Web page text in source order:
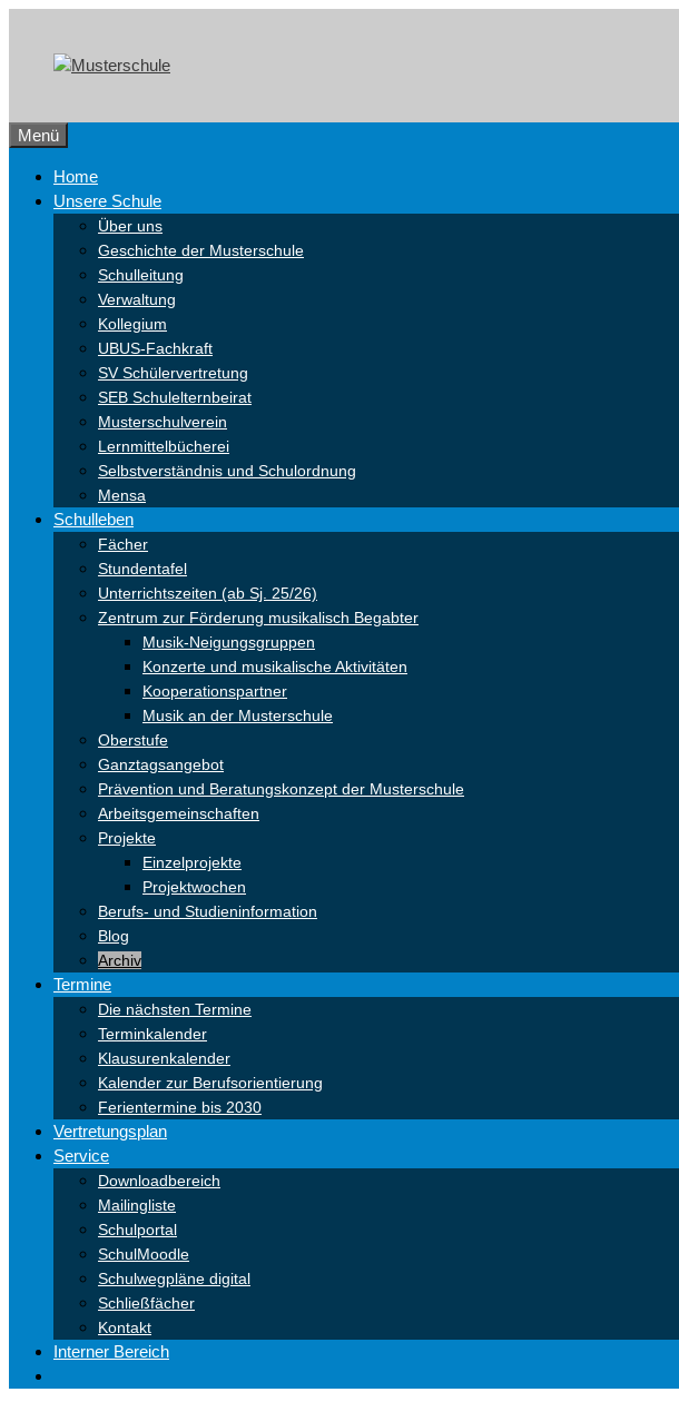
springen
content
Menü
Home
Unsere Schule
Über uns
Geschichte der Musterschule
Schulleitung
Verwaltung
Kollegium
UBUS-Fachkraft
SV Schülervertretung
SEB Schulelternbeirat
Musterschulverein
Lernmittelbücherei
Selbstverständnis und Schulordnung
Mensa
Schulleben
Fächer
Stundentafel
Unterrichtszeiten (ab Sj. 25/26)
Zentrum zur Förderung musikalisch Begabter
Musik-Neigungsgruppen
Konzerte und musikalische Aktivitäten
Kooperationspartner
Musik an der Musterschule
Oberstufe
Ganztagsangebot
Prävention und Beratungskonzept der Musterschule
Arbeitsgemeinschaften
Projekte
Einzelprojekte
Projektwochen
Berufs- und Studieninformation
Blog
Archiv
Termine
Die nächsten Termine
Terminkalender
Klausurenkalender
Kalender zur Berufsorientierung
Ferientermine bis 2030
Vertretungsplan
Service
Downloadbereich
Mailingliste
Schulportal
SchulMoodle
Schulwegpläne digital
Schließfächer
Kontakt
Interner Bereich